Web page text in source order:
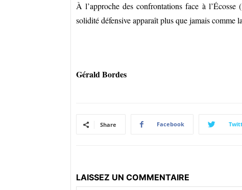
À l’approche des confrontations face à
solidité défensive apparaît plus que jamais comme
Gérald Bordes
Share Facebook
LAISSEZ UN COMMENTAIRE